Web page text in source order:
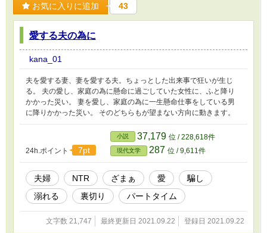
お気に入りに追加 43
愛する夫の為に
kana_01
夫を愛する妻、妻を愛する夫。ちょっとした出来事で狂いが生じ
る。 夫の愛し、家庭の為に懸命に過ごしていた女性に、ふと降り
かかった災い。 妻を愛し、家庭の為に一生懸命仕事をしている男
に降りかかった災い。 そのどちらもが望まない方向に動きます。
24h.ポイント 7pt
小説 37,179 位 / 228,618件
現代文学 287 位 / 9,611件
夫婦 NTR ざまぁ 愛
騙し
溺れる
裏切り パートタイム
文字数 21,747 最終更新日 2021.09.22 登録日 2021.09.22